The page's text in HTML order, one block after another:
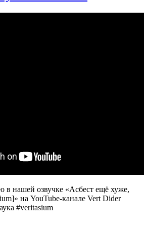
в нашей озвучке «Асбест ещё хуже,
на YouTube-канале Vert Dider
#veritasium